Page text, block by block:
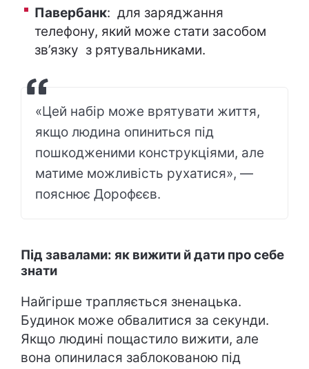
Павербанк: для заряджання
телефону, який може стати засобом
зв’язку з рятувальниками.
«Цей набір може врятувати життя,
якщо людина опиниться під
пошкодженими конструкціями, але
матиме можливість рухатися», —
пояснює Дорофєєв.
Під завалами: як вижити й дати про себе
знати
Найгірше трапляється зненацька.
Будинок може обвалитися за секунди.
Якщо людині пощастило вижити, але
вона опинилася заблокованою під